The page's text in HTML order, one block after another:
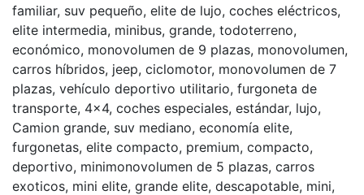
familiar, suv pequeño, elite de lujo, coches eléctricos,
elite intermedia, minibus, grande, todoterreno,
económico, monovolumen de 9 plazas, monovolumen,
carros híbridos, jeep, ciclomotor, monovolumen de 7
plazas, vehículo deportivo utilitario, furgoneta de
transporte, 4x4, coches especiales, estándar, lujo,
Camion grande, suv mediano, economía elite,
furgonetas, elite compacto, premium, compacto,
deportivo, minimonovolumen de 5 plazas, carros
exoticos, mini elite, grande elite, descapotable, mini,